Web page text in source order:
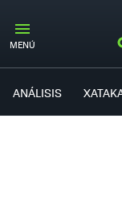
MENÚ
ANÁLISIS